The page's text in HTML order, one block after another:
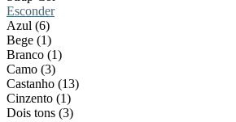
Esconder
Azul (6)
Bege (1)
Branco (1)
Camo (3)
Castanho (13)
Cinzento (1)
Dois tons (3)